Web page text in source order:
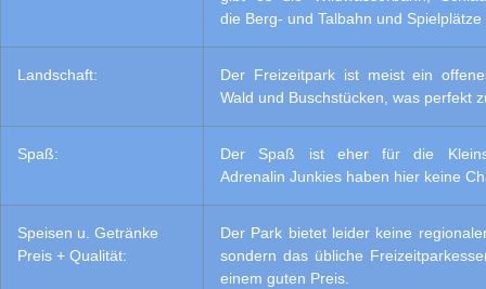
die Berg- und Talbahn und
Landschaft:
Der Freizeitpark ist meist ein
Wald und Buschstücken, was perfekt
Spaß:
Der Spaß ist eher für die
Adrenalin Junkies haben hier keine
Speisen u. Getränke
Preis + Qualität:
Der Park bietet leider keine
sondern das übliche
einem guten Preis.